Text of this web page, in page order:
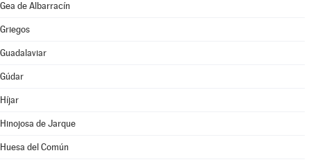
Gea de Albarracín
Griegos
Guadalaviar
Gúdar
Híjar
Hinojosa de Jarque
Huesa del Común